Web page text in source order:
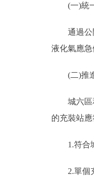
(一)統一
通過公開
液化氣應急
(二)推進
城六區和
的充裝站
1.符合城
2.單個充